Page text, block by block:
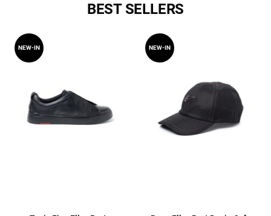
BEST SELLERS
NEW-IN NEW-IN